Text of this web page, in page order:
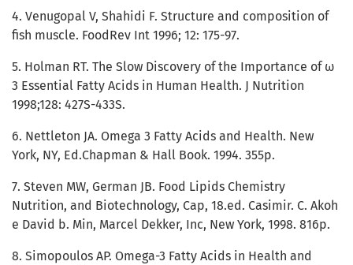
4. Venugopal V, Shahidi F. Structure and composition of
fish muscle. FoodRev Int 1996; 12: 175-97.
5. Holman RT. The Slow Discovery of the Importance of ω
3 Essential Fatty Acids in Human Health. J Nutrition
1998;128: 427S-433S.
6. Nettleton JA. Omega 3 Fatty Acids and Health. New
York, NY, Ed.Chapman & Hall Book. 1994. 355p.
7. Steven MW, German JB. Food Lipids Chemistry
Nutrition, and Biotechnology, Cap, 18.ed. Casimir. C. Akoh
e David b. Min, Marcel Dekker, Inc, New York, 1998. 816p.
8. Simopoulos AP. Omega-3 Fatty Acids in Health and